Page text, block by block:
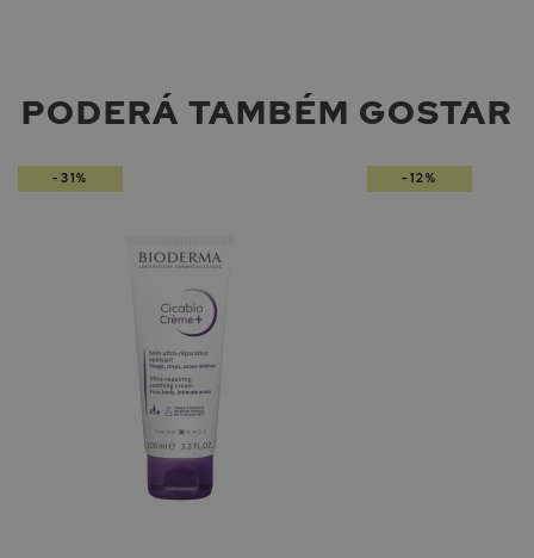
PODERÁ TAMBÉM GOSTAR
-31% -12%